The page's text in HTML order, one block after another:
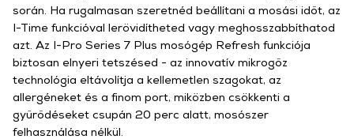
során. Ha rugalmasan szeretnéd beállítani a mosási időt, az
I-Time funkcióval lerövidítheted vagy meghosszabbíthatod
azt. Az I-Pro Series 7 Plus mosógép Refresh funkciója
biztosan elnyeri tetszésed - az innovatív mikrogőz
technológia eltávolítja a kellemetlen szagokat, az
allergéneket és a finom port, miközben csökkenti a
gyűrődéseket csupán 20 perc alatt, mosószer
felhasználása nélkül.